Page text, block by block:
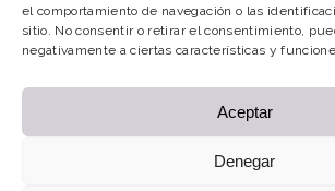
el comportamiento de navegación o las
sitio. No consentir o retirar el consentimiento,
negativamente a ciertas características y
Aceptar
Denegar